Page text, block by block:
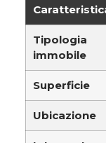
Tipologia
immobile
Superficie
Ubicazione